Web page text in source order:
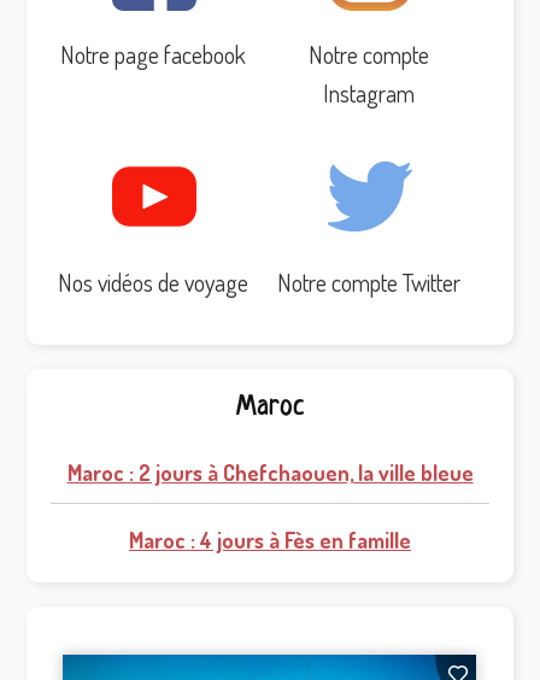
Notre page facebook
Notre compte
Instagram
Nos vidéos de voyage Notre compte Twitter
Maroc
Maroc : 2 jours à Chefchaouen, la ville bleue
Maroc : 4 jours à Fès en famille